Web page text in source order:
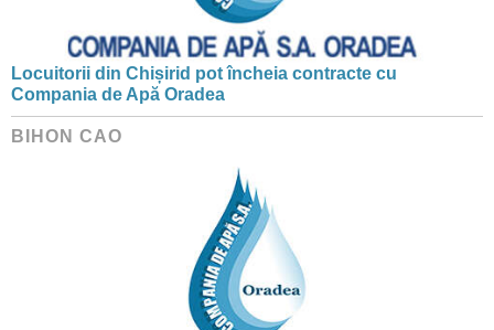
Locuitorii din Chișirid pot încheia contracte cu
Compania de Apă Oradea
BIHON CAO